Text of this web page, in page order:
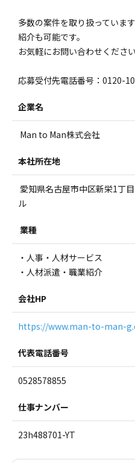
多数の案件を取り扱っていま
紹介も可能です。
お気軽にお問い合わせください
応募受付先電話番号：0120-
企業名
Man to Man株式会社
本社所在地
愛知県名古屋市中区新栄1丁
ル
業種
・人事・人材サービス
・人材派遣・職業紹介
会社HP
https://www.man-to-man-
代表電話番号
0528578855
仕事ナンバー
23h488701-YT